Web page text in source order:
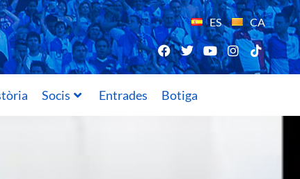
ES CA
Socis Entrades Botiga